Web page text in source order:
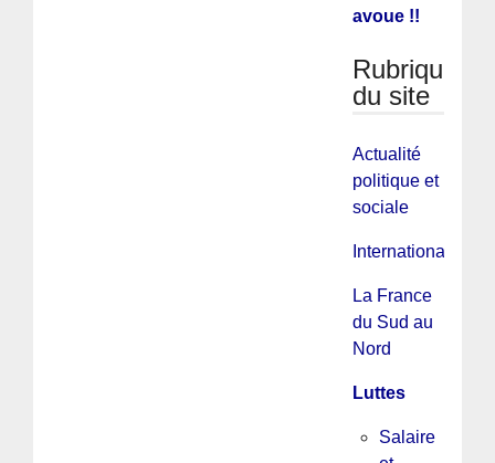
avoue !!
Rubriques
du site
Actualité
politique et
sociale
International
La France
du Sud au
Nord
Luttes
Salaire